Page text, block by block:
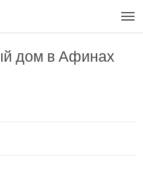
дом в Афинах